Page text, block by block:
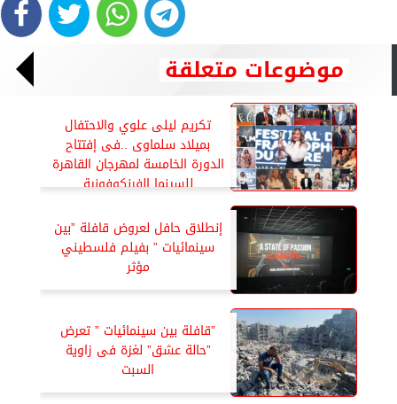
موضوعات متعلقة
تكريم ليلى علوي والاحتفال
بميلاد سلماوى ..فى إفتتاح
الدورة الخامسة لمهرجان القاهرة
للسينما الفرنكوفونية
إنطلاق حافل لعروض قافلة ”بين
سينمائيات ” بفيلم فلسطيني
مؤثر
”قافلة بين سينمائيات ” تعرض
”حالة عشق” لغزة فى زاوية
السبت